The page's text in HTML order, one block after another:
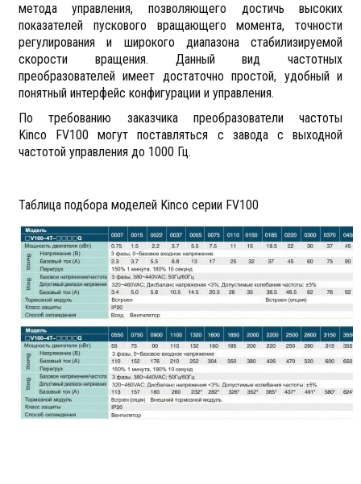
метода управления, позволяющего достичь высоких
показателей пускового вращающего момента, точности
регулирования и широкого диапазона стабилизируемой
скорости вращения. Данный вид частотных
преобразователей имеет достаточно простой, удобный и
понятный интерфейс конфигурации и управления.
По требованию заказчика преобразователи частоты
Kinco FV100 могут поставляться с завода с выходной
частотой управления до 1000 Гц.
Таблица подбора моделей Kinco серии FV100